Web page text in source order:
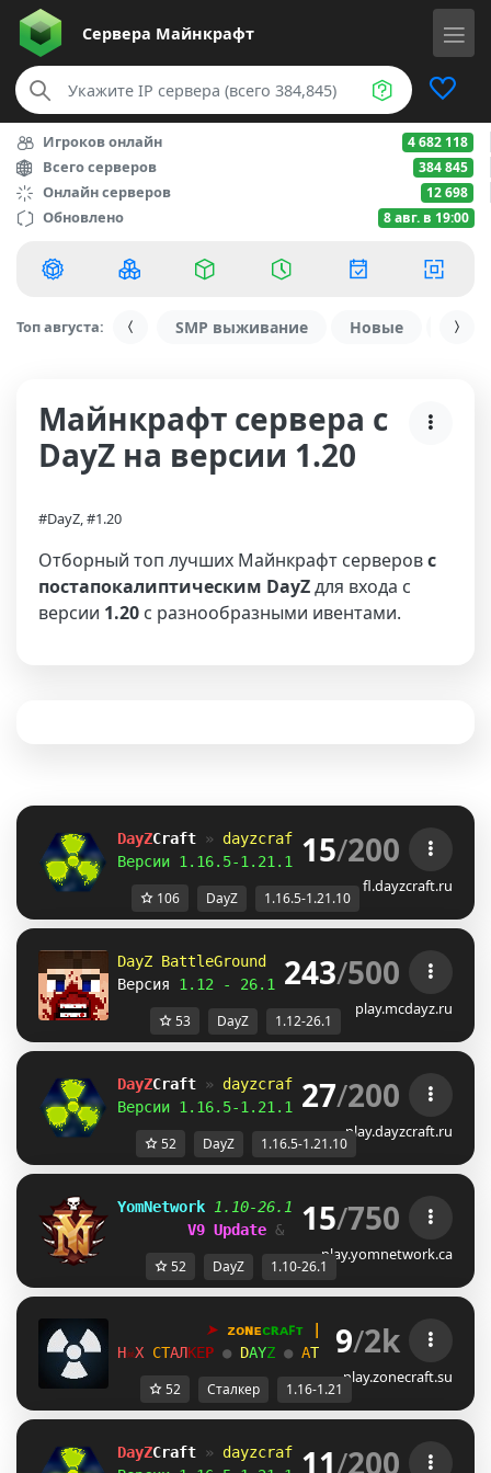
Сервера Майнкрафт
Игроков онлайн 4 682 118
Всего серверов 384 845
Онлайн серверов 12 698
Обновлено 8 авг. в 19:00
Топ августа: SMP выживание Новые С
Майнкрафт сервера с
DayZ на версии 1.20
#DayZ, #1.20
Отборный топ лучших Майнкрафт серверовс
постапокалиптическим DayZдля входа с
версии 1.20 с разнообразными ивентами.
DayZCraft »
dayzcraft.ru
Версии 1.16.5-1.21.10 | Зомби апокалипсис!
15/200
fl.dayzcraft.ru
106 DayZ 1.16.5-1.21.10
DayZ BattleGround > Работаем уже 10 лет
Версия 1.12 - 26.1 | зомби апокалипсис
243/500
play.mcdayz.ru
53 DayZ 1.12-26.1
DayZCraft »
dayzcraft.ru
Версии 1.16.5-1.21.10 | Зомби апокалипсис!
27/200
play.dayzcraft.ru
52 DayZ 1.16.5-1.21.10
YomNetwork 1.10-26.1 • DayZ »I R Z
V9 Update & WIPE NOW! 35% OFF SALE
15/750
play.yomnetwork.ca
52 DayZ 1.10-26.1
➤ ᴢᴏɴᴇᴄʀᴀꜰᴛ 1.1 6 →
+
A☠T СТАЛКЕР ● DAYZ ● АТ СФЕ РА ● Й
9/2k
play.zonecraft.su
52 Сталкер 1.16-1.21
DayZCraft »
dayzcraft.ru
11/200